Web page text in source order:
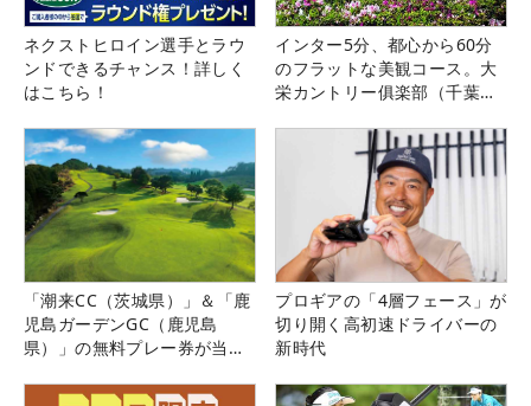
ネクストヒロイン選手とラウ
ンドできるチャンス！詳しく
はこちら！
インター5分、都心から60分
のフラットな美観コース。大
栄カントリー俱楽部（千葉
「潮来CC（茨城県）」＆「鹿
児島ガーデンGC（鹿児島
県）」の無料プレー券が当た
プロギアの「4層フェース」が
切り開く高初速ドライバーの
新時代